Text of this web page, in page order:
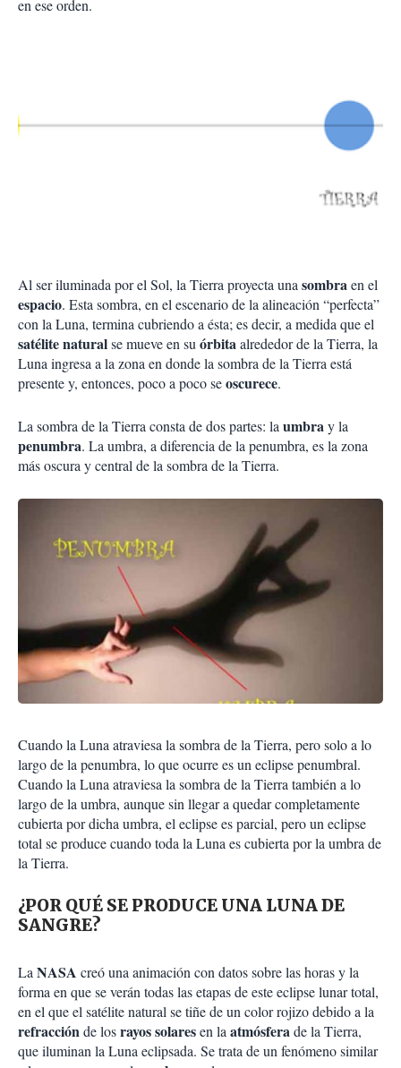
en ese orden.
Al ser iluminada por el Sol, la Tierra proyecta una sombraen el
espacio. Esta sombra, en el escenario de la alineación “perfecta”
con la Luna, termina cubriendo a ésta; es decir, a medida que el
satélite naturalse mueve en su órbitaalrededor de la Tierra, la
Luna ingresa a la zona en donde la sombra de la Tierra está
presente y, entonces, poco a poco seoscurece.
La sombra de la Tierra consta de dos partes: la umbray la
penumbra. La umbra, a diferencia de la penumbra, es la zona
más oscura y central de la sombra de la Tierra.
Cuando la Luna atraviesa la sombra de la Tierra, pero solo a lo
largo de la penumbra, lo que ocurre es un eclipse penumbral.
Cuando la Luna atraviesa la sombra de la Tierra también a lo
largo de la umbra, aunque sin llegar a quedar completamente
cubierta por dicha umbra, el eclipse es parcial, pero un eclipse
total se produce cuando toda la Luna es cubierta por la umbra de
la Tierra.
¿POR QUÉ SE PRODUCE UNA LUNA DE
SANGRE?
La NASA creó una animación con datos sobre las horas y la
forma en que se verán todas las etapas de este eclipse lunar total,
en el que el satélite natural se tiñe de un color rojizo debido a la
refracciónde losrayos solaresen la atmósferade la Tierra,
que iluminan la Luna eclipsada. Se trata de un fenómeno similar